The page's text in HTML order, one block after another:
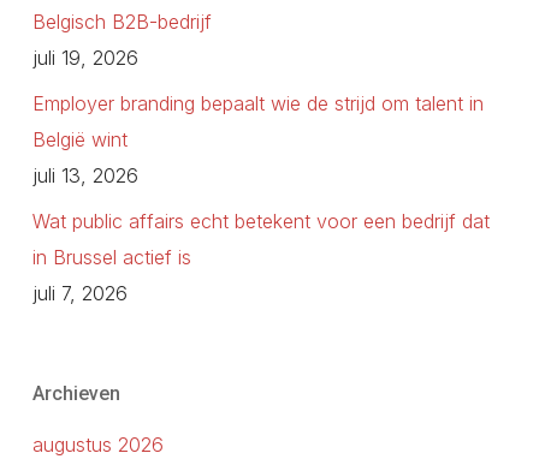
Belgisch B2B-bedrijf
juli 19, 2026
Employer branding bepaalt wie de strijd om talent in
België wint
juli 13, 2026
Wat public affairs echt betekent voor een bedrijf dat
in Brussel actief is
juli 7, 2026
Archieven
augustus 2026